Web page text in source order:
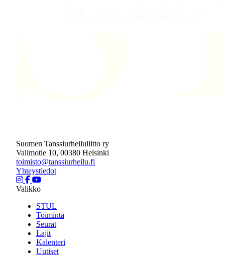
Suomen Tanssiurheiluliitto ry
Valimotie 10, 00380 Helsinki
toimisto@tanssiurheilu.fi
Yhteystiedot
Valikko
STUL
Toiminta
Seurat
Lajit
Kalenteri
Uutiset